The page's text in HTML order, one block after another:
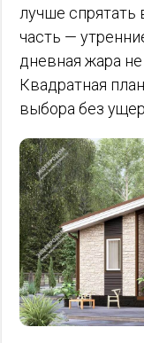
лучше
часть —
дневная жара
Квадратная
выбора без